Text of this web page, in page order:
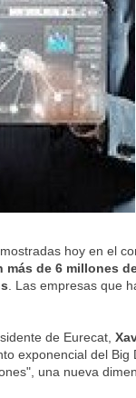
mostradas hoy en el
más de 6 millones
. Las empresas que
de Eurecat,
exponencial del
una nueva